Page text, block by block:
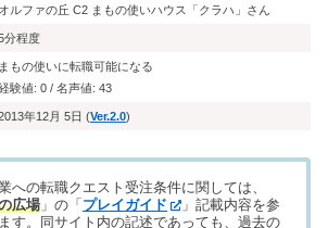
オルファの丘 C2 まもの使いハウス「クラハ」さん
分程度
まもの使いに転職可能になる
験値: 0 / 名声値: 43
年12月 5日 (Ver.2.0)
への転職クエスト受注条件に関しては、
広場 」の「 プレイガイド
」記載内容を参
す。同サイト内の記述であっても、過去の